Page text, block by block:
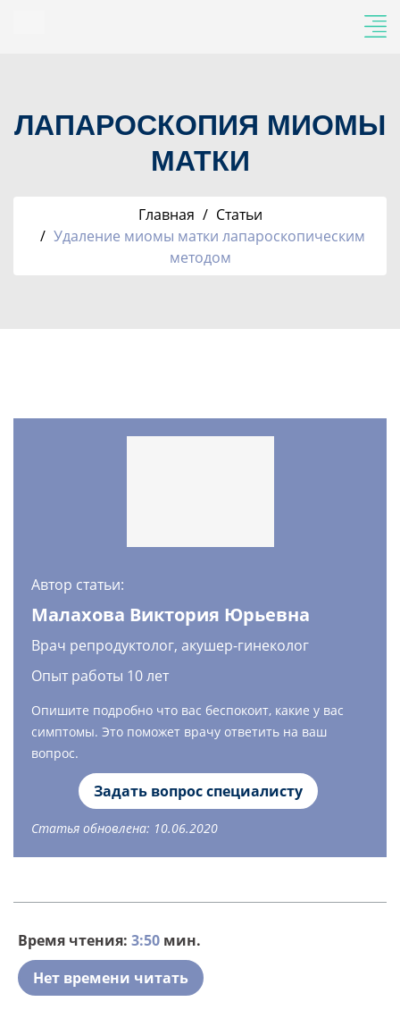
ЛАПАРОСКОПИЯ МИОМЫ
МАТКИ
Главная
Статьи
Удаление миомы матки лапароскопическим
методом
Автор статьи:
Малахова Виктория Юрьевна
Врач репродуктолог, акушер-гинеколог
Опыт работы 10 лет
Опишите подробно что вас беспокоит, какие у вас
симптомы. Это поможет врачу ответить на ваш
вопрос.
Задать вопрос специалисту
Статья обновлена: 10.06.2020
Время чтения: 3:50 мин.
Нет времени читать